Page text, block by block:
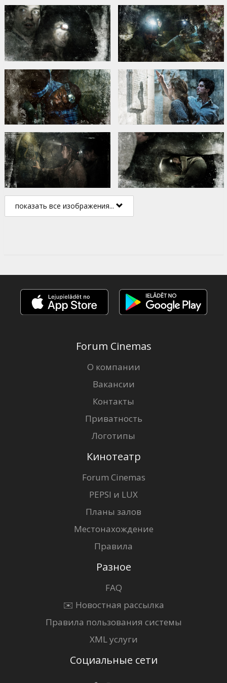
показать все изображения...
Forum Cinemas
О компании
Вакансии
Контакты
Приватность
Логотипы
Кинотеатр
Forum Cinemas
PEPSI и LUX
Планы залов
Местонахождение
Правила
Разное
FAQ
✉️ Новостная рассылка
Правила пользования системы
XML услуги
Социальные сети